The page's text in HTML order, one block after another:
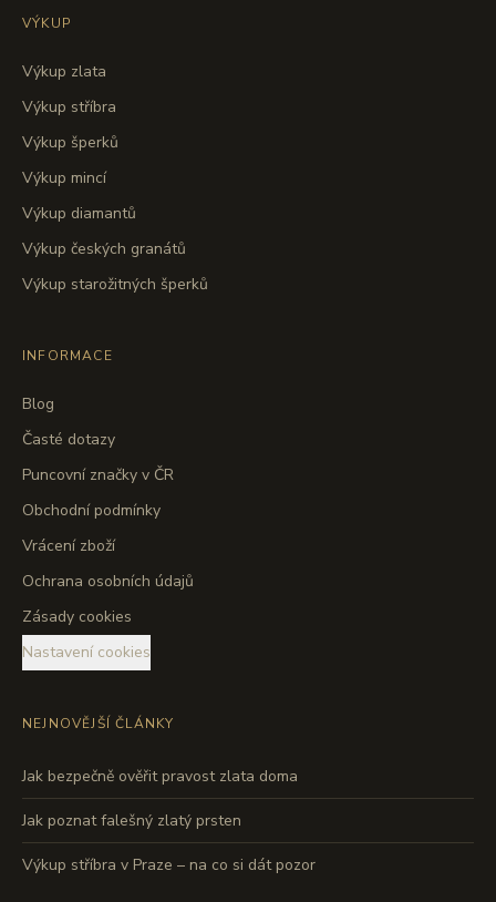
VÝKUP
Výkup zlata
Výkup stříbra
Výkup šperků
Výkup mincí
Výkup diamantů
Výkup českých granátů
Výkup starožitných šperků
INFORMACE
Blog
Časté dotazy
Puncovní značky v ČR
Obchodní podmínky
Vrácení zboží
Ochrana osobních údajů
Zásady cookies
Nastavení cookies
NEJNOVĚJŠÍ ČLÁNKY
Jak bezpečně ověřit pravost zlata doma
Jak poznat falešný zlatý prsten
Výkup stříbra v Praze – na co si dát pozor